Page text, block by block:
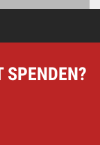
SPENDEN?